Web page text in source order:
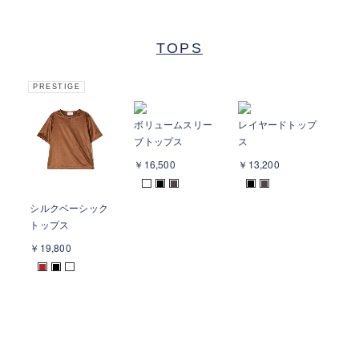
TOPS
PRESTIGE
シルクベーシック
トップス
￥19,800
■ ■
ボリュームスリー
ブトップス
￥16,500
■ ■
レイヤードトップ
ス
￥13,200
■ ■